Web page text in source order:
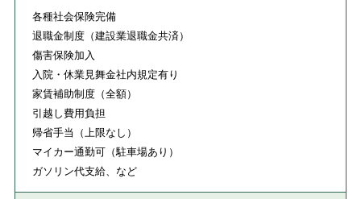
各種社会保険完備
退職金制度（建設業退職金共済）
傷害保険加入
入院・休業見舞金社内規定有り
家賃補助制度（全額）
引越し費用負担
帰省手当（上限なし）
マイカー通勤可（駐車場あり）
ガソリン代支給、など